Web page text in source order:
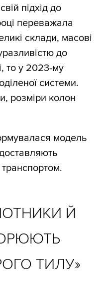
підхід до
переважала
склади, масові
до
то у 2023-му
системи.
розміри колон
модель
Й
ТИЛУ»